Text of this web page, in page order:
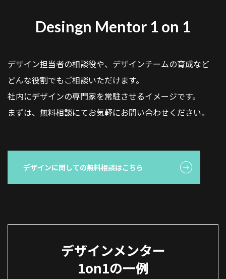
Desingn Mentor 1 on 1
デザイン担当者の相談役や、デザインチームの育成など
どんな役割でもご相談いただけます。
社内にデザインの専門家を常駐させるイメージです。
まずは、無料相談にてお気軽にお問い合わせください。
デザインに関しての無料相談はこちら
デザインメンター
1on1の一例